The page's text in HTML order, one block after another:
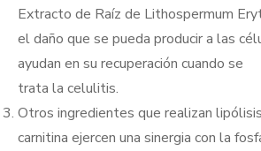
Extracto de Raíz de Lithospermum
el daño que se pueda producir a las
ayudan en su recuperación cuando se
trata la celulitis.
Otros ingredientes que realizan
carnitina ejercen una sinergia con la